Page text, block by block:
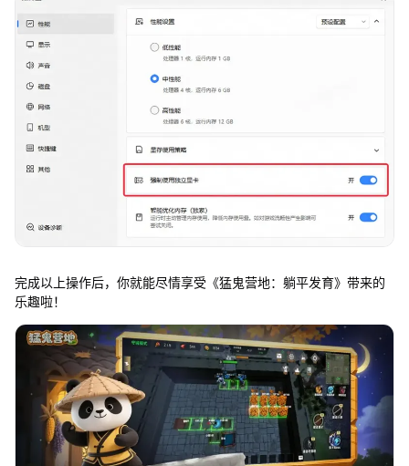
完成以上操作后，你就能尽情享受《猛鬼营地：躺平发育》带来的
乐趣啦！